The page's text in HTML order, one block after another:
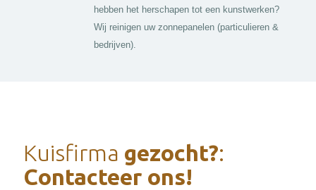
hebben het herschapen tot een kunstwerken?
Wij reinigen uw zonnepanelen (particulieren &
bedrijven).
Kuisfirma gezocht?:
Contacteer ons!